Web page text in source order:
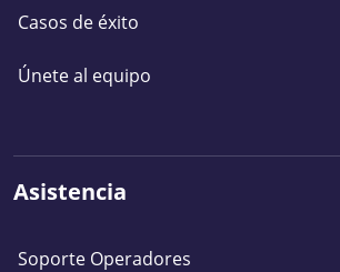
Casos de éxito
Únete al equipo
Asistencia
Soporte Operadores